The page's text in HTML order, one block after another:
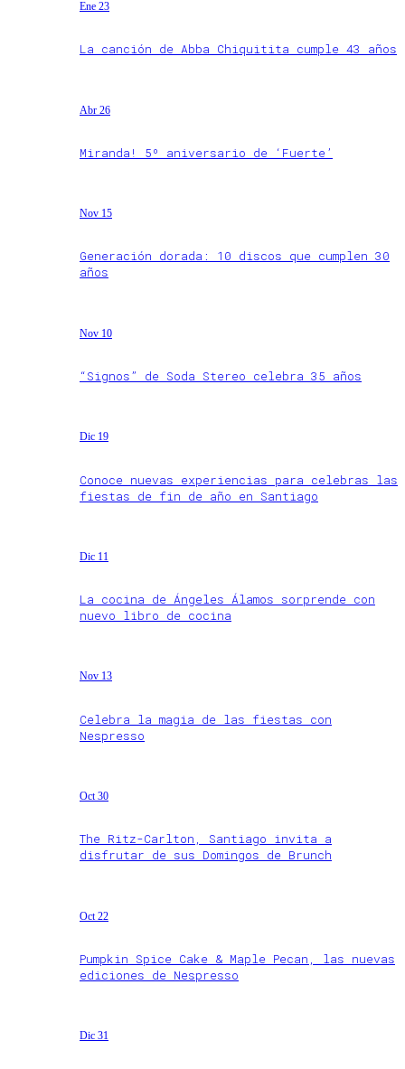
Ene 23
La canción de Abba Chiquitita cumple 43 años
Abr 26
Miranda! 5º aniversario de ‘Fuerte’
Nov 15
Generación dorada: 10 discos que cumplen 30
años
Nov 10
“Signos” de Soda Stereo celebra 35 años
Dic 19
Conoce nuevas experiencias para celebras las
fiestas de fin de año en Santiago
Dic 11
La cocina de Ángeles Álamos sorprende con
nuevo libro de cocina
Nov 13
Celebra la magia de las fiestas con
Nespresso
Oct 30
The Ritz-Carlton, Santiago invita a
disfrutar de sus Domingos de Brunch
Oct 22
Pumpkin Spice Cake & Maple Pecan, las nuevas
ediciones de Nespresso
Dic 31